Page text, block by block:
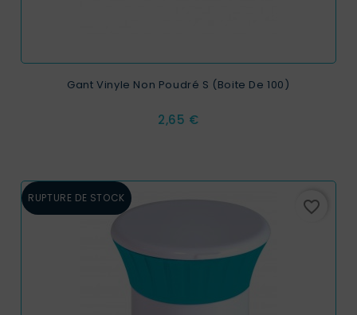
Gant Vinyle Non Poudré S (boite De 100)
Prix
2,65 €
RUPTURE DE STOCK favorite_border